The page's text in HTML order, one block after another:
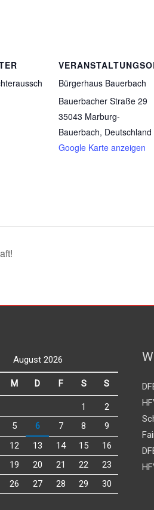
Bürgerhaus Bauerbach
Bauerbacher Straße 29
35043 Marburg-
Bauerbach, Deutschland
Google Karte anzeigen
August 2026
M D F S S
1
2
5 6 7 8
9
12 13 14 15
16
19 20 21 22
23
26 27 28 29
30